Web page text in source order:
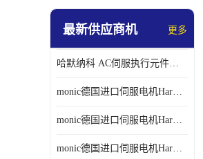
最新供应商机 更多
哈默纳科 AC伺服执行元件扁平型SHA系列 议价
monic德国进口伺服电机Har中国总代理单价
monic德国进口伺服电机Har中国总代理代理
monic德国进口伺服电机Har中国总代理公司